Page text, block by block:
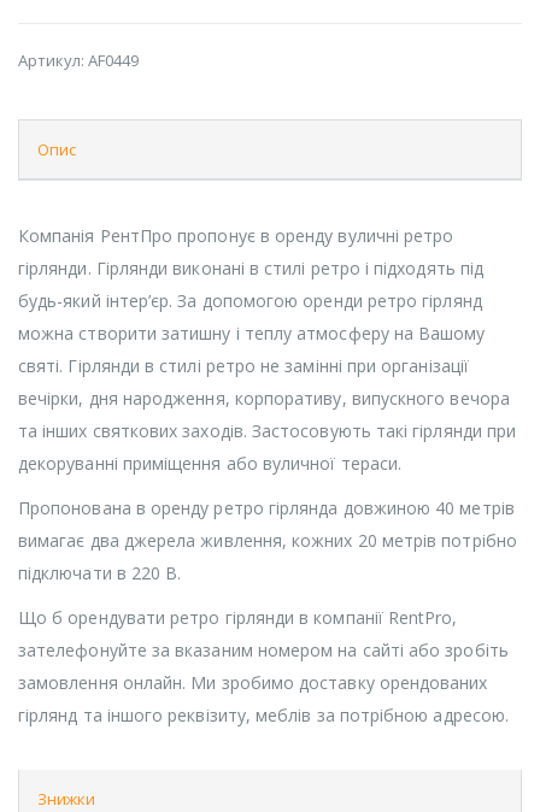
Артикул: AF0449
Опис
Компанія РентПро пропонує в оренду вуличні ретро
гірлянди. Гірлянди виконані в стилі ретро і підходять під
будь-який інтер’єр. За допомогою оренди ретро гірлянд
можна створити затишну і теплу атмосферу на Вашому
святі. Гірлянди в стилі ретро не замінні при організації
вечірки, дня народження, корпоративу, випускного вечора
та інших святкових заходів. Застосовують такі гірлянди при
декоруванні приміщення або вуличної тераси.
Пропонована в оренду ретро гірлянда довжиною 40 метрів
вимагає два джерела живлення, кожних 20 метрів потрібно
підключати в 220 В.
Що б орендувати ретро гірлянди в компанії RentPro,
зателефонуйте за вказаним номером на сайті або зробіть
замовлення онлайн. Ми зробимо доставку орендованих
гірлянд та іншого реквізиту, меблів за потрібною адресою.
Знижки